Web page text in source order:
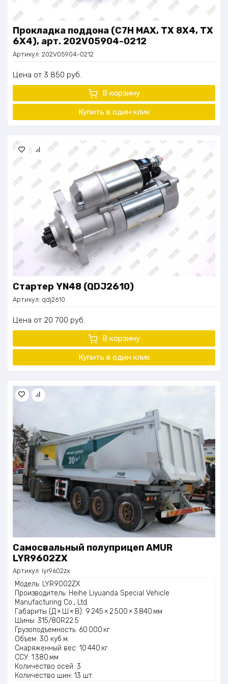
Прокладка поддона (C7H MAX, TX 8X4, TX
6X4), арт. 202V05904-0212
Артикул: 202V05904-0212
Цена 3 850 руб.
В корзину
Купить в один клик
Стартер YN48 (QDJ2610)
Артикул: qdj2610
Цена 20 700 руб.
В корзину
Купить в один клик
Самосвальный полуприцеп AMUR
LYR9602ZX
Артикул: lyr9602zx
Модель: LYR9002ZX
Производитель: Heihe Liyuanda Special Vehicle
Manufacturing Co., Ltd.
Габариты (Д × Ш × В): 9 245 × 2 500 × 3 840 мм
Шины: 315/80R22.5
Грузоподъемность: 60 000 кг
Объем: 30 куб.м.
Снаряженный вес: 10 440 кг
ССУ: 1 380 мм
Количество осей: 3
Количество шин: 13 шт.